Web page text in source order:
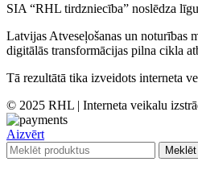
SIA “RHL tirdzniecība” noslēdza
Latvijas Atveseļošanas un noturības
digitālās transformācijas pilna cikla
Tā rezultātā tika izveidots interneta
© 2025 RHL | Interneta veikalu
Aizvērt
Meklēt